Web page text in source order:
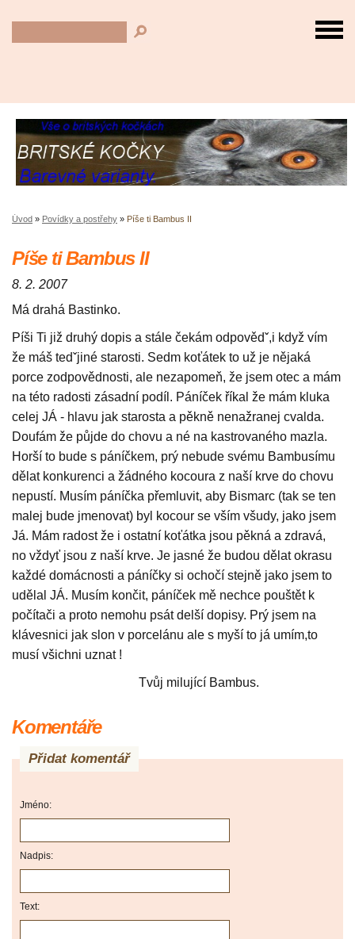
Úvod » Povídky a postřehy » Píše ti Bambus II
Píše ti Bambus II
8. 2. 2007
Má drahá Bastinko.
Píši Ti již druhý dopis a stále čekám odpovědˇ,i když vím
že máš tedˇjiné starosti. Sedm koťátek to už je nějaká
porce zodpovědnosti, ale nezapomeň, že jsem otec a mám
na této radosti zásadní podíl. Páníček říkal že mám kluka
celej JÁ - hlavu jak starosta a pěkně nenažranej cvalda.
Doufám že půjde do chovu a né na kastrovaného mazla.
Horší to bude s páníčkem, prý nebude svému Bambusímu
dělat konkurenci a žádného kocoura z naší krve do chovu
nepustí. Musím páníčka přemluvit, aby Bismarc (tak se ten
malej bude jmenovat) byl kocour se vším všudy, jako jsem
Já. Mám radost že i ostatní koťátka jsou pěkná a zdravá,
no vždyť jsou z naší krve. Je jasné že budou dělat okrasu
každé domácnosti a páníčky si ochočí stejně jako jsem to
udělal JÁ. Musím končit, páníček mě nechce pouštět k
počítači a proto nemohu psát delší dopisy. Prý jsem na
klávesnici jak slon v porcelánu ale s myší to já umím,to
musí všichni uznat !
Tvůj milující Bambus.
Komentáře
Přidat komentář
Jméno:
Nadpis:
Text: